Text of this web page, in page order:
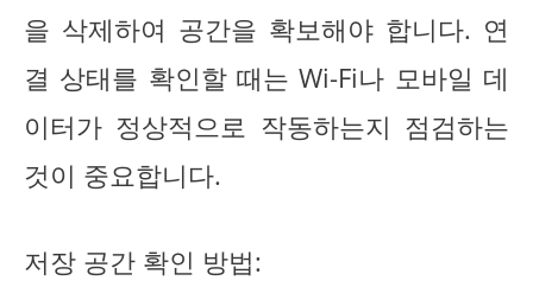
을 삭제하여 공간을 확보해야 합니다. 연
결 상태를 확인할 때는 Wi-Fi나 모바일 데
이터가 정상적으로 작동하는지 점검하는
것이 중요합니다.
저장 공간 확인 방법: